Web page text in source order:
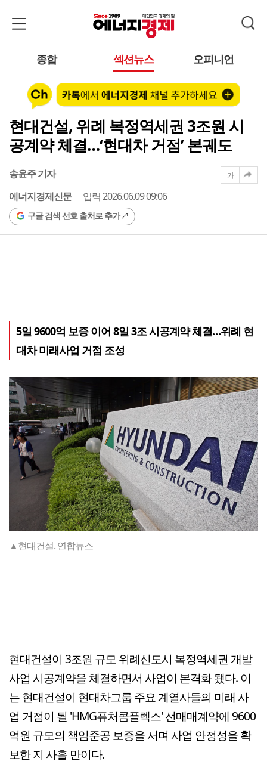
종합 섹션뉴스 오피니언
현대건설, 위례 복정역세권 3조원 시
공계약 체결…‘현대차 거점’ 본궤도
송윤주 기자
에너지경제신문
입력 2026.06.09 09:06
구글 검색 선호 출처로 추가
가
5일 9600억 보증 이어 8일 3조 시공계약 체결…위례 현
대차 미래사업 거점 조성
▲현대건설. 연합뉴스
현대건설이 3조원 규모 위례신도시 복정역세권 개발
사업 시공계약을 체결하면서 사업이 본격화 됐다. 이
는 현대건설이 현대차그룹 주요 계열사들의 미래 사
업 거점이 될 'HMG퓨처콤플렉스' 선매매계약에 9600
억원 규모의 책임준공 보증을 서며 사업 안정성을 확
보한 지 사흘 만이다.